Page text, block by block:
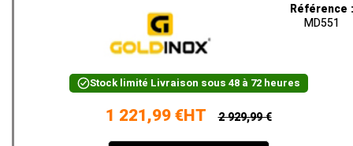
Référence :
MD551
Stock limité Livraison sous 48 à 72 heures
1 221,99 €HT 2 929,99 €